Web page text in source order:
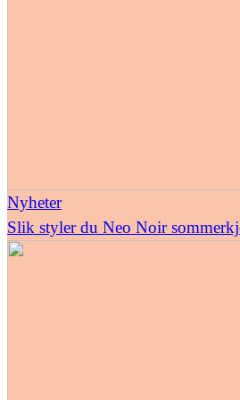
Nyheter
Slik styler du Neo Noir